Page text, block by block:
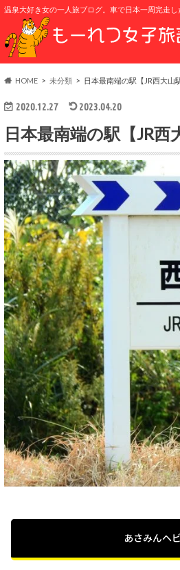
温泉大好き女の一人旅ブログ。車で日本一周完走し
HOME 未分類 日本最南端の駅【JR西大山駅
2020.12.27 2023.04.20
日本最南端の駅【JR西
あさみんヘ